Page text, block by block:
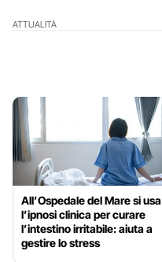
ATTUALITÀ
All’Ospedale del Mare si usa
l’ipnosi clinica per curare
l’intestino irritabile: aiuta a
gestire lo stress